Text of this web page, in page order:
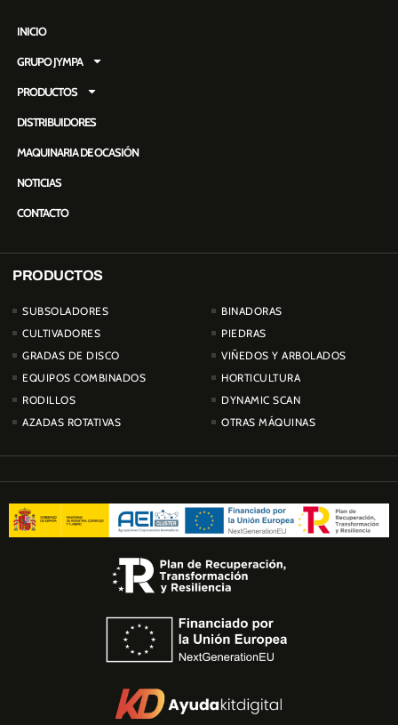
INICIO
GRUPO JYMPA
PRODUCTOS
DISTRIBUIDORES
MAQUINARIA DE OCASIÓN
NOTICIAS
CONTACTO
PRODUCTOS
SUBSOLADORES
CULTIVADORES
GRADAS DE DISCO
EQUIPOS COMBINADOS
RODILLOS
AZADAS ROTATIVAS
BINADORAS
PIEDRAS
VIÑEDOS Y ARBOLADOS
HORTICULTURA
DYNAMIC SCAN
OTRAS MÁQUINAS